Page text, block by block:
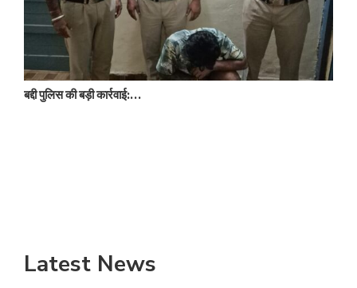
बद्दी पुलिस की बड़ी कार्रवाई:…
Latest News